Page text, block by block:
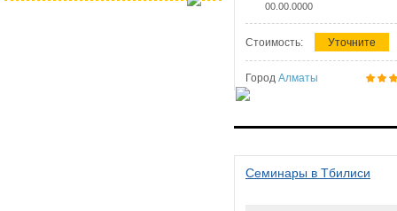
00.00.0000
Стоимость: Уточните
Город Алматы
Семинары в Тбилиси